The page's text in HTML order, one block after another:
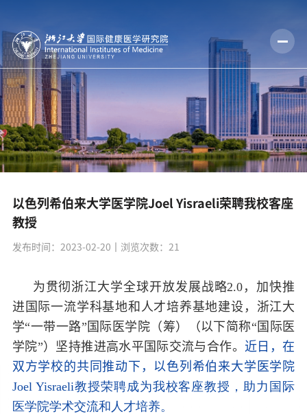
以色列希伯来大学医学院Joel Yisraeli荣聘我校客座
教授
发布时间：2023-02-20 丨浏览次数： 21
为贯彻浙江大学全球开放发展战略2.0 ，加快推
进国际一流学科基地和人才培养基地建设，浙江大
学“一带一路”国际医学院（筹）（以下简称“国际医
学院”）坚持推进高水平国际交流与合作。 近日，在
双方学校的共同推动下，以色列希伯来大学医学院
Joel Yisraeli教授荣聘成为我校客座教授，助力国际
医学院学术交流和人才培养。